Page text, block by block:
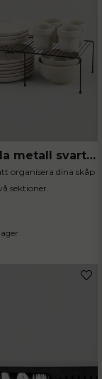
Kökshylla metall svart justerbar
organisera dina skåp
sektioner.